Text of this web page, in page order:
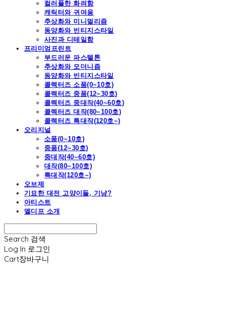
컬러풀한 화려함
캐릭터와 귀여움
추상화와 미니멀리즘
동양화와 빈티지스타일
사진과 디테일함
프리미엄프린트
부드러운 파스텔톤
추상화와 모더니즘
동양화와 빈티지스타일
콜렉터즈 소품(0~10호)
콜렉터즈 중품(12~30호)
콜렉터즈 중대작(40~60호)
콜렉터즈 대작(80~100호)
콜렉터즈 특대작(120호~)
오리지널
소품(0~10호)
중품(12~30호)
중대작(40~60호)
대작(80~100호)
특대작(120호~)
오브제
기묘한 대전 고양이들, 기냥?
아티스트
엘디프 소개
Search 검색
Log In 로그인
Cart장바구니